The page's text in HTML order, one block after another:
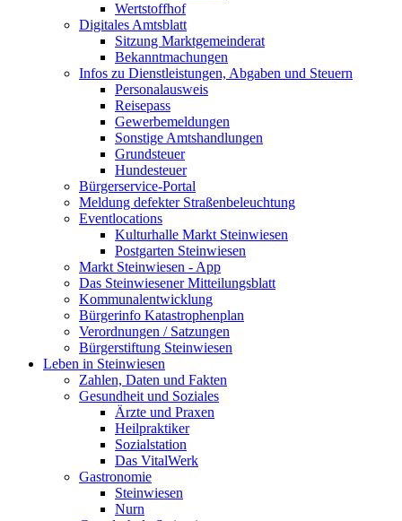
Wertstoffhof
Digitales Amtsblatt
Sitzung Marktgemeinderat
Bekanntmachungen
Infos zu Dienstleistungen, Abgaben und Steuern
Personalausweis
Reisepass
Gewerbemeldungen
Sonstige Amtshandlungen
Grundsteuer
Hundesteuer
Bürgerservice-Portal
Meldung defekter Straßenbeleuchtung
Eventlocations
Kulturhalle Markt Steinwiesen
Postgarten Steinwiesen
Markt Steinwiesen - App
Das Steinwiesener Mitteilungsblatt
Kommunalentwicklung
Bürgerinfo Katastrophenplan
Verordnungen / Satzungen
Bürgerstiftung Steinwiesen
Leben in Steinwiesen
Zahlen, Daten und Fakten
Gesundheit und Soziales
Ärzte und Praxen
Heilpraktiker
Sozialstation
Das VitalWerk
Gastronomie
Steinwiesen
Nurn